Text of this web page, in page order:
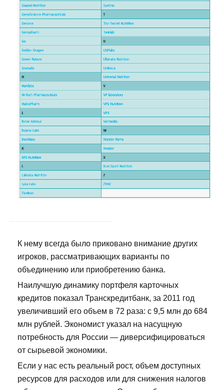
К нему всегда было приковано внимание других
игроков, рассматривающих варианты по
объединению или приобретению банка.
Наилучшую динамику портфеля карточных
кредитов показал Транскредитбанк, за 2011 год
увеличивший его объем в 72 раза: с 9,5 млн до 684
млн рублей. Экономист указал на насущную
потребность для России — диверсифицироваться
от сырьевой экономики.
Если у нас есть реальный рост, объем доступных
ресурсов для расходов или для снижения налогов